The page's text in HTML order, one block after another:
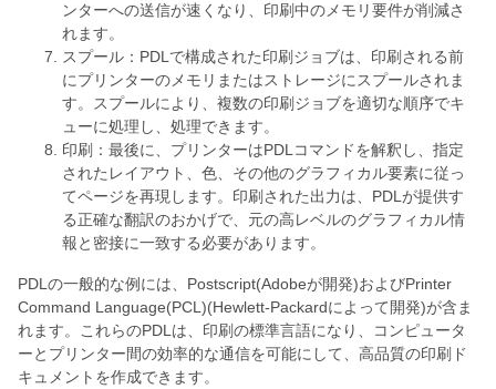
ンターへの送信が速くなり、印刷中のメモリ要件が削減さ
れます。
スプール：PDLで構成された印刷ジョブは、印刷される前
にプリンターのメモリまたはストレージにスプールされま
す。スプールにより、複数の印刷ジョブを適切な順序でキ
ューに処理し、処理できます。
印刷：最後に、プリンターはPDLコマンドを解釈し、指定
されたレイアウト、色、その他のグラフィカル要素に従っ
てページを再現します。印刷された出力は、PDLが提供す
る正確な翻訳のおかげで、元の高レベルのグラフィカル情
報と密接に一致する必要があります。
PDLの一般的な例には、Postscript(Adobeが開発)およびPrinter
Command Language(PCL)(Hewlett-Packardによって開発)が含ま
れます。これらのPDLは、印刷の標準言語になり、コンピュータ
ーとプリンター間の効率的な通信を可能にして、高品質の印刷ド
キュメントを作成できます。